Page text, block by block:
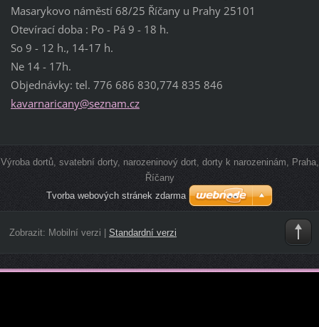
Masarykovo náměstí 68/25 Říčany u Prahy 25101
Otevírací doba : Po - Pá 9 - 18 h.
So 9 - 12 h., 14-17 h.
Ne 14 - 17h.
Objednávky: tel. 776 686 830,774 835 846
kavarnaricany@seznam.cz
Výroba dortů, svatební dorty, narozeninový dort, dorty k narozeninám, Praha,
Říčany
Tvorba webových stránek zdarma
Zobrazit: Mobilní verzi Standardní verzi